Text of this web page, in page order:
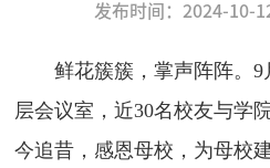
发布时间：2024-10-
鲜花簇簇，掌声阵阵。 9
层会议室，近30名校友与学
今追昔，感恩母校，为母校